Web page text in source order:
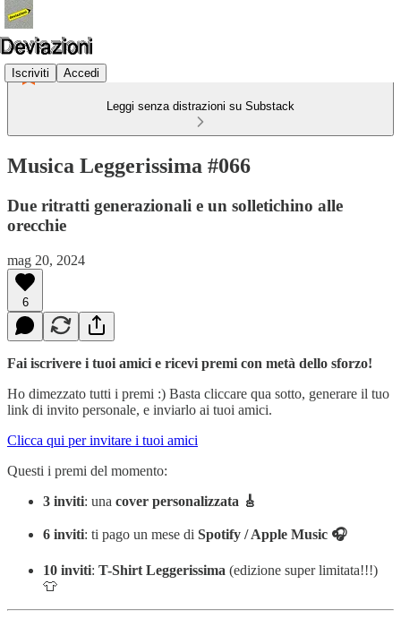
Iscriviti Accedi
Leggi senza distrazioni su Substack
Musica Leggerissima #066
Due ritratti generazionali e un solletichino alle
orecchie
mag 20, 2024
6
Fai iscrivere i tuoi amici e ricevi premi con metà dello sforzo!
Ho dimezzato tutti i premi :) Basta cliccare qua sotto, generare il tuo
link di invito personale, e inviarlo ai tuoi amici.
Clicca qui per invitare i tuoi amici
Questi i premi del momento:
3 inviti: una cover personalizzata 🎸
6 inviti: ti pago un mese di Spotify / Apple Music 🎧
10 inviti: T-Shirt Leggerissima (edizione super limitata!!!)
👕